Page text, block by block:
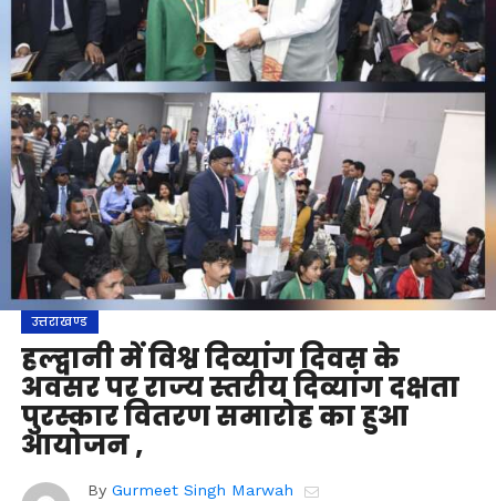
उत्तराखण्ड
हल्द्वानी में विश्व दिव्यांग दिवस के
अवसर पर राज्य स्तरीय दिव्यांग दक्षता
पुरस्कार वितरण समारोह का हुआ
आयोजन ,
By Gurmeet Singh Marwah